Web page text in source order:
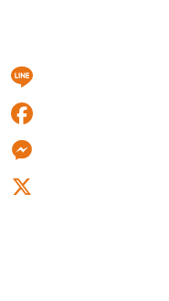
Line
Facebook
Messenger